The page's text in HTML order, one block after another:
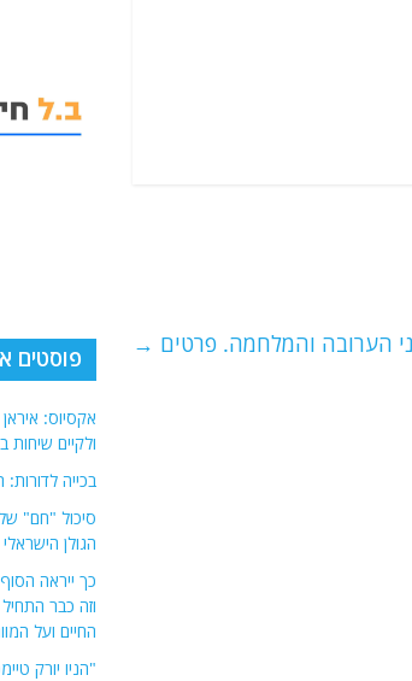
הערובה והמלחמה. פרטים → פוסטים
אקסיוס:
ולקיים שיחות
בכייה
סיכול "חם"
הגולן הישראלי
כך ייראה
וזה כבר
החיים ועל
"הניו יורק